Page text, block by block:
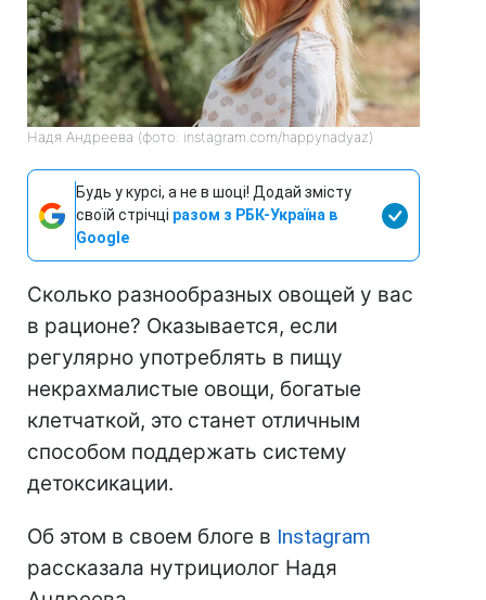
Надя Андреева (фото: instagram.com/happynadyaz)
Будь у курсі, а не в шоці! Додай змісту
своїй стрічці разом з РБК-Україна в
Google
Сколько разнообразных овощей у вас
в рационе? Оказывается, если
регулярно употреблять в пищу
некрахмалистые овощи, богатые
клетчаткой, это станет отличным
способом поддержать систему
детоксикации.
Об этом в своем блоге в Instagram
рассказала нутрициолог Надя